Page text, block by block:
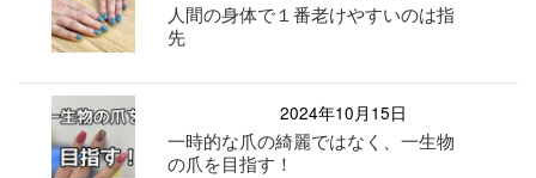
人間の身体で１番老けやすいのは指
先
2024年10月15日
一時的な爪の綺麗ではなく、一生物
の爪を目指す！